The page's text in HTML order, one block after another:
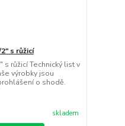
s růžicí
s růžicí Technický list v
výrobky jsou
o shodě.
skladem